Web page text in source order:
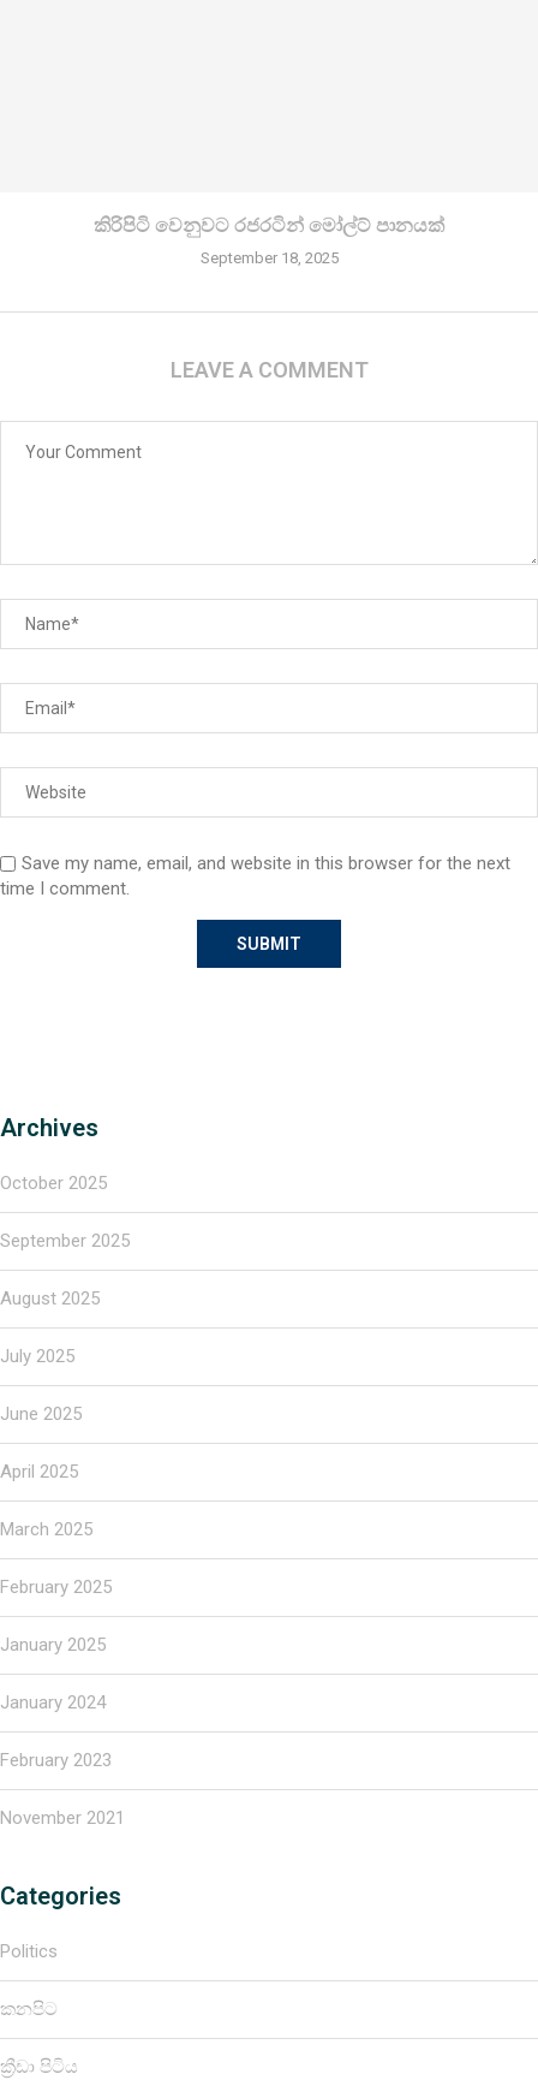
කිරි­පිටි වෙනු­වට රජ­ර­ටින් මෝල්ට් පානයක්
September 18, 2025
LEAVE A COMMENT
Save my name, email, and website in this browser for the next
time I comment.
Archives
October 2025
September 2025
August 2025
July 2025
June 2025
April 2025
March 2025
February 2025
January 2025
January 2024
February 2023
November 2021
Categories
Politics
කනපිට
ක්‍රීඩා පිටිය